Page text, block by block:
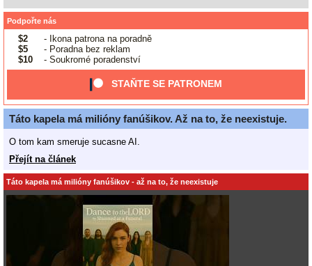
Podpořte nás
$2
- Ikona patrona na poradně
$5
- Poradna bez reklam
$10
- Soukromé poradenství
STAŇTE SE PATRONEM
Táto kapela má milióny fanúšikov. Až na to, že neexistuje.
O tom kam smeruje sucasne AI.
Přejít na článek
Táto kapela má milióny fanúšikov - až na to, že neexistuje